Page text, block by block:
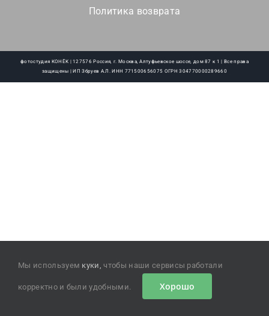
Политика возврата
фотостудия КОНЁК | 127576 Россия, г. Москва, Алтуфьевское шоссе, дом 87 к 1 | Все права
защищены | ИП Збруев А.Л. ИНН 771500656075 ОГРН 304770000289660
Мы используем куки, чтобы наши сервисы работали
корректно и были удобными. Хорошо